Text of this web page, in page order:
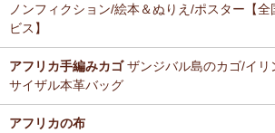
ノンフィクション/絵本＆ぬりえ/ポスター【全
ビス】
アフリカ手編みカゴザンジバル島のカゴ/イリ
サイザル本革バッグ
アフリカの布